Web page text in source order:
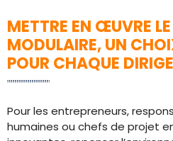
METTRE EN ŒUVRE
MODULAIRE, UN
POUR CHAQUE
Pour les entrepreneurs,
humaines ou chefs de projet